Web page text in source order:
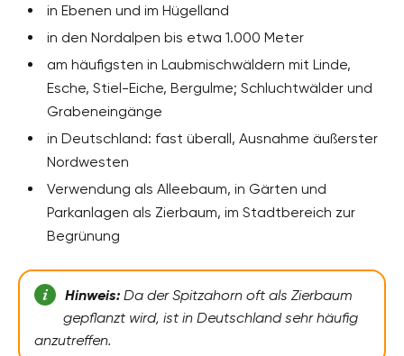
in Ebenen und im Hügelland
in den Nordalpen bis etwa 1.000 Meter
am häufigsten in Laubmischwäldern mit Linde,
Esche, Stiel-Eiche, Bergulme; Schluchtwälder und
Grabeneingänge
in Deutschland: fast überall, Ausnahme äußerster
Nordwesten
Verwendung als Alleebaum, in Gärten und
Parkanlagen als Zierbaum, im Stadtbereich zur
Begrünung
Hinweis:Da der Spitzahorn oft als Zierbaum
gepflanzt wird, ist in Deutschland sehr häufig
anzutreffen.